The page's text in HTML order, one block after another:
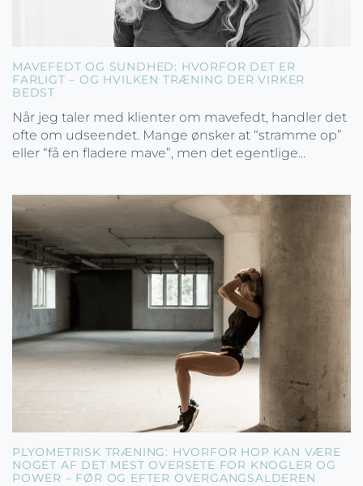
MAVEFEDT OG SUNDHED: HVORFOR DET ER
FARLIGT – OG HVILKEN TRÆNING DER VIRKER
BEDST
Når jeg taler med klienter om mavefedt, handler det
ofte om udseendet. Mange ønsker at “stramme op”
eller “få en fladere mave”, men det egentlige...
PLYOMETRISK TRÆNING: HVORFOR HOP KAN VÆRE
NOGET AF DET MEST OVERSETE FOR KNOGLER OG
POWER – FØR OG EFTER OVERGANGSALDEREN